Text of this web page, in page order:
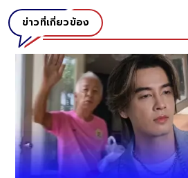
ข่าวที่เกี่ยวข้อง